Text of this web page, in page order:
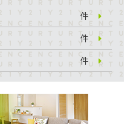
件
件
件